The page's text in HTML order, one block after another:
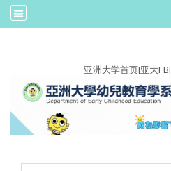
亚洲大学首页|亚大FB|